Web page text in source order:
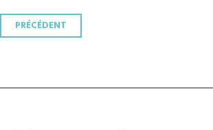
Navigation
PRÉCÉDENT